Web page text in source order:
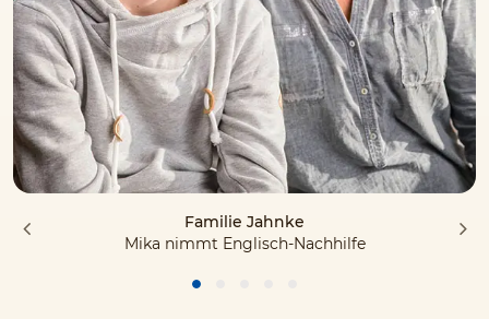
Familie Jahnke
Mika nimmt Englisch-Nachhilfe